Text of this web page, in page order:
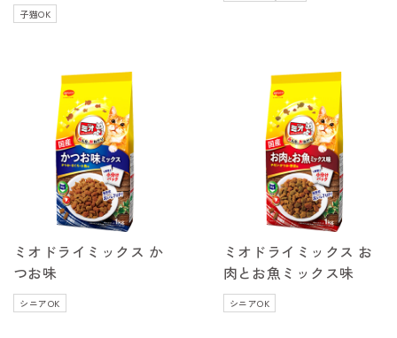
子猫OK
ミオドライミックス か
つお味
シニアOK
ミオドライミックス お
肉とお魚ミックス味
シニアOK